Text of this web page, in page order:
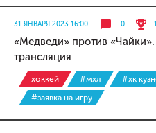
31 ЯНВАРЯ 2023 16:00 0
«Медведи» против
трансляция
хоккей #мхл #хк
#заявка на игру